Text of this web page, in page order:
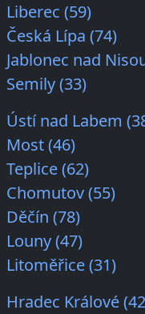
Liberec (59)
Česká Lípa (74)
Jablonec nad
Semily (33)
Ústí nad Labem
Most (46)
Teplice (62)
Chomutov (55)
Děčín (78)
Louny (47)
Litoměřice (31)
Hradec Králové